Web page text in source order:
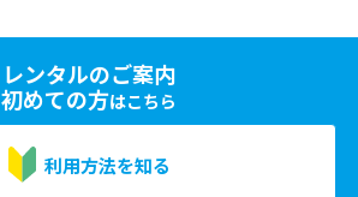
レンタルのご案内
初めての方はこちら
利用方法を知る